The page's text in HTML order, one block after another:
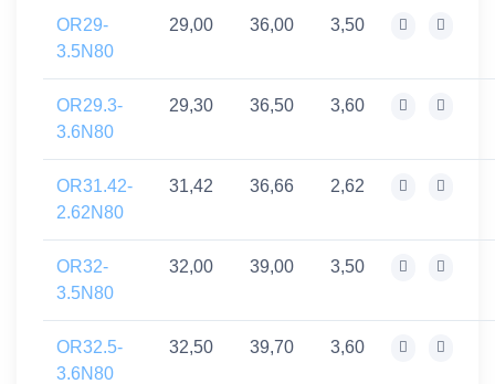
OR29-
3.5N80
29,00 36,00 3,50
OR29.3-
3.6N80
29,30 36,50 3,60
OR31.42-
2.62N80
31,42 36,66 2,62
OR32-
3.5N80
32,00 39,00 3,50
OR32.5-
3.6N80
32,50 39,70 3,60